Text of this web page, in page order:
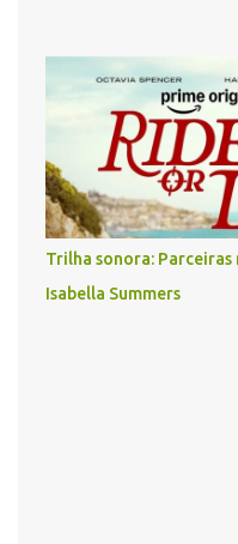
Trilha sonora: Parceiras
Isabella Summers